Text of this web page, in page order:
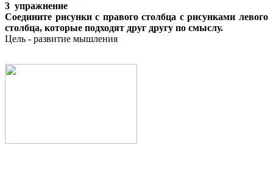
3 упражнение
Соедините рисунки с правого столбца с рисунками левого
столбца, которые подходят друг другу по смыслу.
Цель - развитие мышления